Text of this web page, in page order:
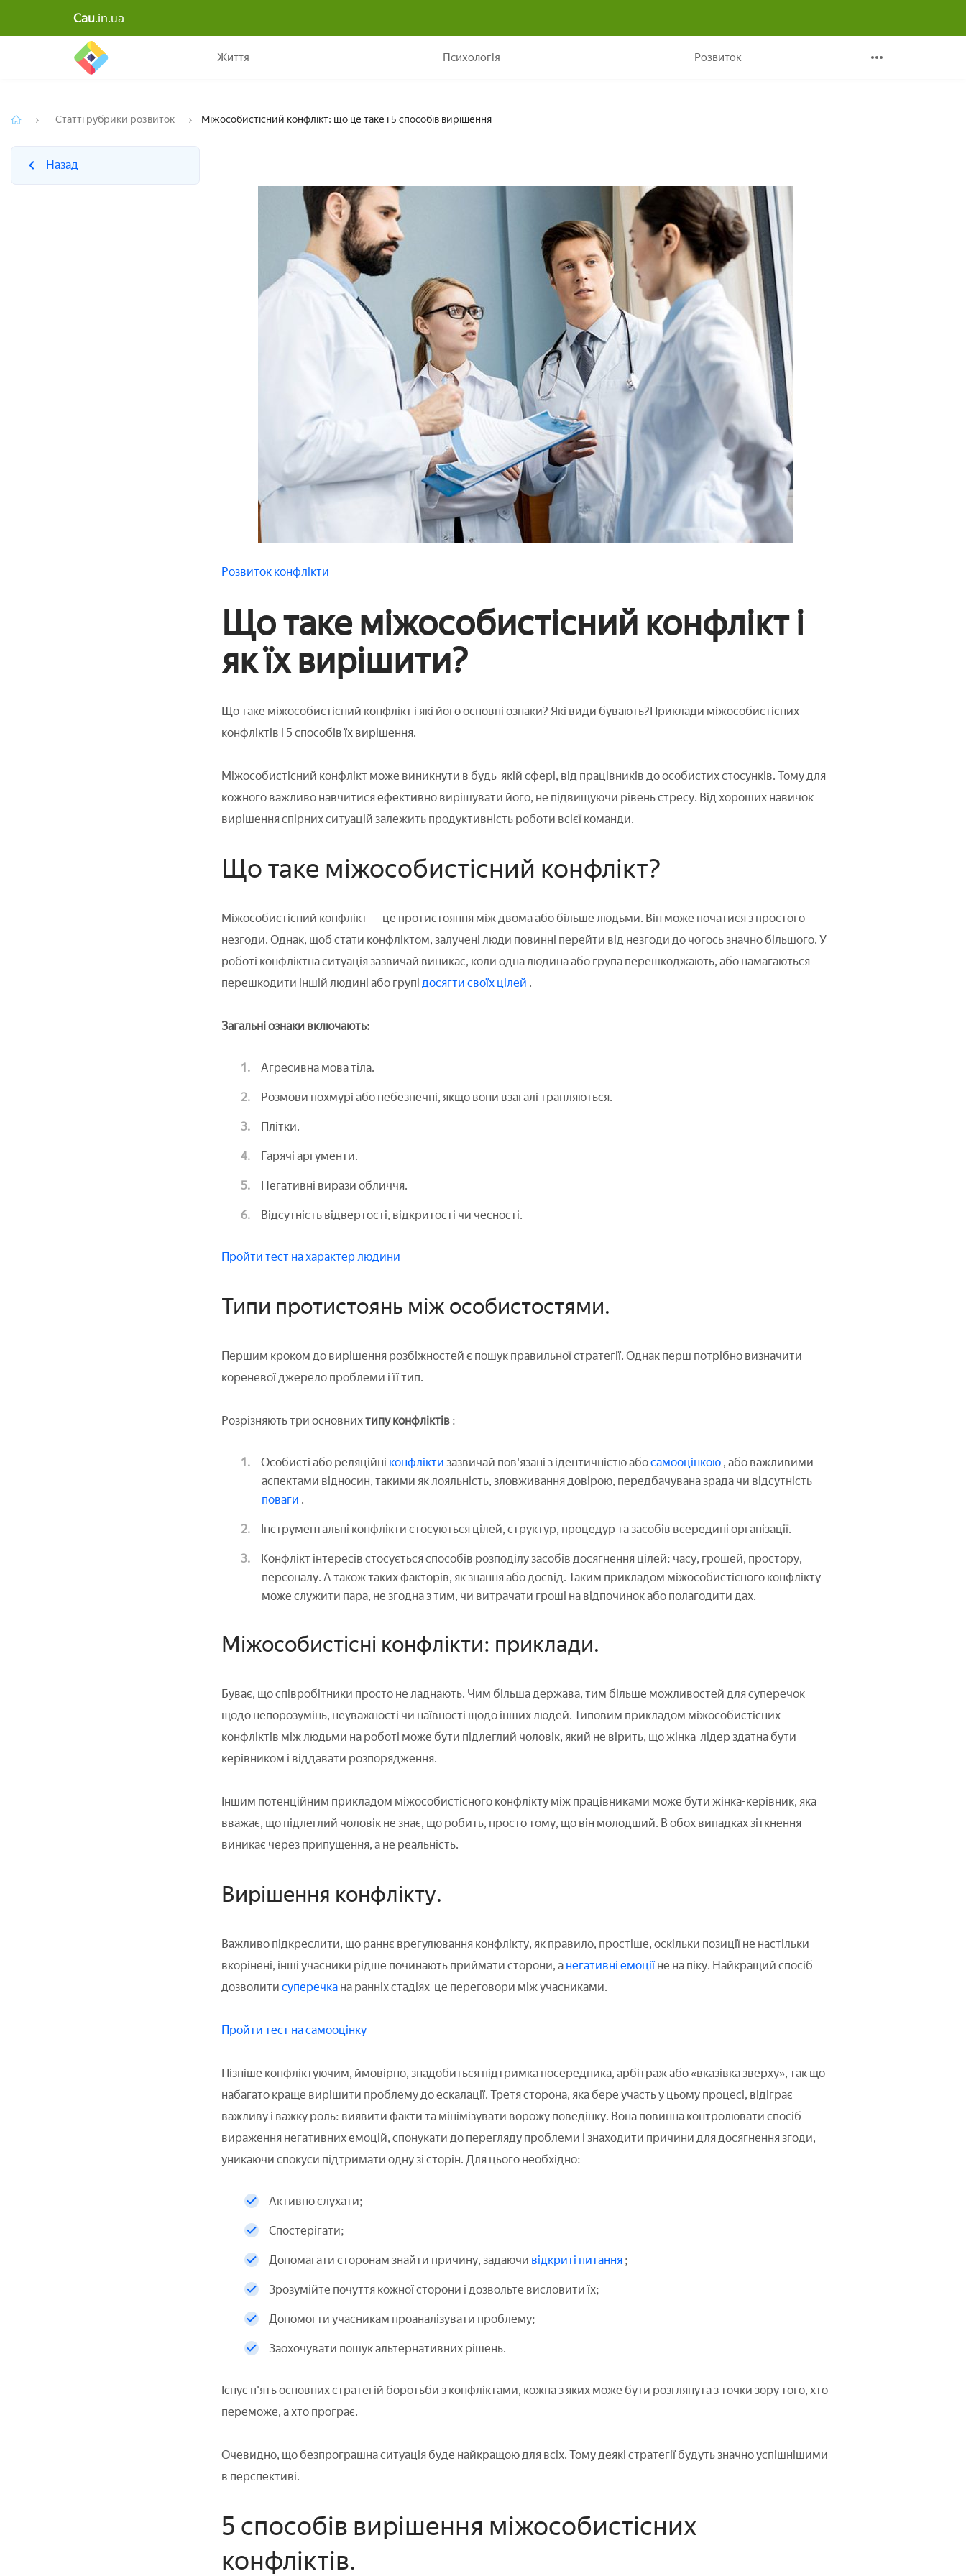
Cau.in.ua
Життя Психологія Розвиток
Назад
Статті рубрики розвиток Міжособистісний конфлікт: що це таке і 5 способів вирішення
Назад
Розвиток конфлікти
Що таке міжособистісний конфлікт і
як їх вирішити?
Що таке міжособистісний конфлікт і які його основні ознаки? Які види бувають?Приклади міжособистісних
конфліктів і 5 способів їх вирішення.
Міжособистісний конфлікт може виникнути в будь-якій сфері, від працівників до особистих стосунків. Тому для
кожного важливо навчитися ефективно вирішувати його, не підвищуючи рівень стресу. Від хороших навичок
вирішення спірних ситуацій залежить продуктивність роботи всієї команди.
Що таке міжособистісний конфлікт?
Міжособистісний конфлікт — це протистояння між двома або більше людьми. Він може початися з простого
незгоди. Однак, щоб стати конфліктом, залучені люди повинні перейти від незгоди до чогось значно більшого. У
роботі конфліктна ситуація зазвичай виникає, коли одна людина або група перешкоджають, або намагаються
перешкодити іншій людині або групі досягти своїх цілей .
Загальні ознаки включають:
Агресивна мова тіла.
Розмови похмурі або небезпечні, якщо вони взагалі трапляються.
Плітки.
Гарячі аргументи.
Негативні вирази обличчя.
Відсутність відвертості, відкритості чи чесності.
Пройти тест на характер людини
Типи протистоянь між особистостями.
Першим кроком до вирішення розбіжностей є пошук правильної стратегії. Однак перш потрібно визначити
кореневої джерело проблеми і її тип.
Розрізняють три основнихтипу конфліктів :
Особисті або реляційні конфлікти зазвичай пов'язані з ідентичністю абосамооцінкою , або важливими
аспектами відносин, такими як лояльність, зловживання довірою, передбачувана зрада чи відсутність
поваги .
Інструментальні конфлікти стосуються цілей, структур, процедур та засобів всередині організації.
Конфлікт інтересів стосується способів розподілу засобів досягнення цілей: часу, грошей, простору,
персоналу. А також таких факторів, як знання або досвід. Таким прикладом міжособистісного конфлікту
може служити пара, не згодна з тим, чи витрачати гроші на відпочинок або полагодити дах.
Міжособистісні конфлікти: приклади.
Буває, що співробітники просто не ладнають. Чим більша держава, тим більше можливостей для суперечок
щодо непорозумінь, неуважності чи наївності щодо інших людей. Типовим прикладом міжособистісних
конфліктів між людьми на роботі може бути підлеглий чоловік, який не вірить, що жінка-лідер здатна бути
керівником і віддавати розпорядження.
Іншим потенційним прикладом міжособистісного конфлікту між працівниками може бути жінка-керівник, яка
вважає, що підлеглий чоловік не знає, що робить, просто тому, що він молодший. В обох випадках зіткнення
виникає через припущення, а не реальність.
Вирішення конфлікту.
Важливо підкреслити, що раннє врегулювання конфлікту, як правило, простіше, оскільки позиції не настільки
вкорінені, інші учасники рідше починають приймати сторони, анегативні емоції не на піку. Найкращий спосіб
дозволити суперечка на ранніх стадіях-це переговори між учасниками.
Пройти тест на самооцінку
Пізніше конфліктуючим, ймовірно, знадобиться підтримка посередника, арбітраж або «вказівка зверху», так що
набагато краще вирішити проблему до ескалації. Третя сторона, яка бере участь у цьому процесі, відіграє
важливу і важку роль: виявити факти та мінімізувати ворожу поведінку. Вона повинна контролювати спосіб
вираження негативних емоцій, спонукати до перегляду проблеми і знаходити причини для досягнення згоди,
уникаючи спокуси підтримати одну зі сторін. Для цього необхідно:
Активно слухати;
Спостерігати;
Допомагати сторонам знайти причину, задаючи відкриті питання ;
Зрозумійте почуття кожної сторони і дозвольте висловити їх;
Допомогти учасникам проаналізувати проблему;
Заохочувати пошук альтернативних рішень.
Існує п'ять основних стратегій боротьби з конфліктами, кожна з яких може бути розглянута з точки зору того, хто
переможе, а хто програє.
Очевидно, що безпрограшна ситуація буде найкращою для всіх. Тому деякі стратегії будуть значно успішнішими
в перспективі.
5 способів вирішення міжособистісних
конфліктів.